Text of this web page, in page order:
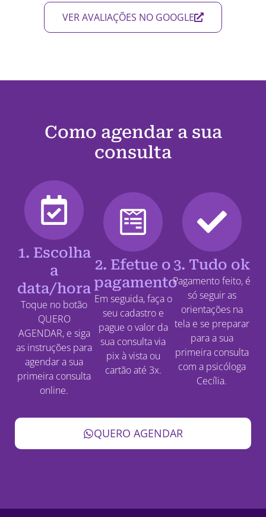
VER AVALIAÇÕES NO GOOGLE
Como agendar a sua
consulta
1. Escolha
a
data/hora
Toque no botão
QUERO
AGENDAR, e siga
as instruções para
agendar a sua
primeira consulta
online.
2. Efetue o
pagamento
Em seguida, faça o
seu cadastro e
pague o valor da
sua consulta via
pix à vista ou
cartão até 3x.
3. Tudo ok
Pagamento feito, é
só seguir as
orientações na
tela e se preparar
para a sua
primeira consulta
com a psicóloga
Cecília.
QUERO AGENDAR